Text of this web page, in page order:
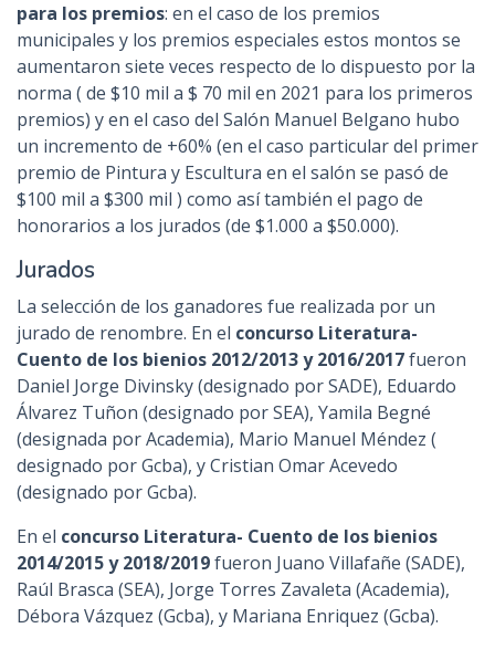
para los premios: en el caso de los premios
municipales y los premios especiales estos montos se
aumentaron siete veces respecto de lo dispuesto por la
norma ( de $10 mil a $ 70 mil en 2021 para los primeros
premios) y en el caso del Salón Manuel Belgano hubo
un incremento de +60% (en el caso particular del primer
premio de Pintura y Escultura en el salón se pasó de
$100 mil a $300 mil ) como así también el pago de
honorarios a los jurados (de $1.000 a $50.000).
Jurados
La selección de los ganadores fue realizada por un
jurado de renombre. En el concurso Literatura-
Cuento de los bienios 2012/2013 y 2016/2017fueron
Daniel Jorge Divinsky (designado por SADE), Eduardo
Álvarez Tuñon (designado por SEA), Yamila Begné
(designada por Academia), Mario Manuel Méndez (
designado por Gcba), y Cristian Omar Acevedo
(designado por Gcba).
En el concurso Literatura- Cuento de los bienios
2014/2015 y 2018/2019fueron Juano Villafañe (SADE),
Raúl Brasca (SEA), Jorge Torres Zavaleta (Academia),
Débora Vázquez (Gcba), y Mariana Enriquez (Gcba).